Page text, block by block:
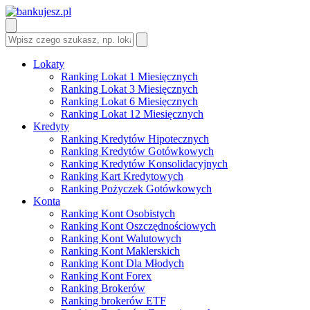
Lokaty
Ranking Lokat 1 Miesięcznych
Ranking Lokat 3 Miesięcznych
Ranking Lokat 6 Miesięcznych
Ranking Lokat 12 Miesięcznych
Kredyty
Ranking Kredytów Hipotecznych
Ranking Kredytów Gotówkowych
Ranking Kredytów Konsolidacyjnych
Ranking Kart Kredytowych
Ranking Pożyczek Gotówkowych
Konta
Ranking Kont Osobistych
Ranking Kont Oszczędnościowych
Ranking Kont Walutowych
Ranking Kont Maklerskich
Ranking Kont Dla Młodych
Ranking Kont Forex
Ranking Brokerów
Ranking brokerów ETF